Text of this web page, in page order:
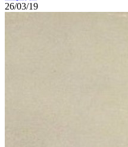
26/03/19